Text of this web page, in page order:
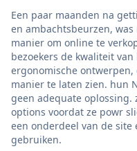
Een paar maanden na
en ambachtsbeurzen,
manier om online te
bezoekers de kwaliteit
ergonomische
manier te laten zien. hun
geen adequate
options voordat ze powr
een onderdeel van de
gebruiken.